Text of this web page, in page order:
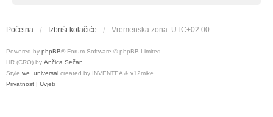
Početna Izbriši kolačiće Vremenska zona: UTC+02:00
Powered by phpBB® Forum Software © phpBB Limited
HR (CRO) by Ančica Sečan
Style we_universal created by INVENTEA & v12mike
Privatnost | Uvjeti